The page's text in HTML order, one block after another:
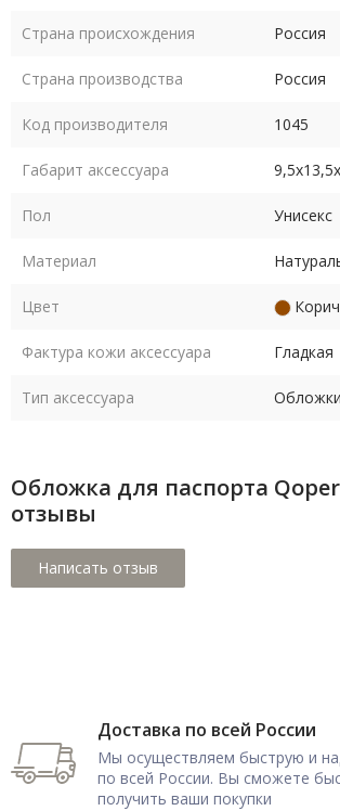
Страна происхождения Россия
Страна производства Россия
Код производителя 1045
Габарит аксессуара
Пол Унисекс
Материал
Цвет
Фактура кожи аксессуара Гладкая
Тип аксессуара
Обложка для паспорта
отзывы
Доставка по всей России
Мы осуществляем быструю и
по всей России. Вы сможете
получить ваши покупки